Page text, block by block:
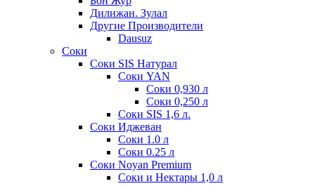
Дилижан. Зулал
Другие Производители
Dausuz
Соки
Соки SIS Натурал
Соки YAN
Соки 0,930 л
Соки 0,250 л
Соки SIS 1,6 л.
Соки Иджеван
Соки 1.0 л
Соки 0.25 л
Соки Noyan Premium
Соки и Нектары 1,0 л